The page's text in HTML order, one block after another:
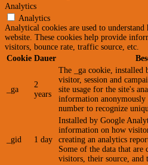
Analytics
Analytics
Analytical cookies are used to
website. These cookies help provide
visitors, bounce rate, traffic source, etc.
Cookie Dauer
_ga
2
years
The _ga cookie, installed
visitor, session and
site usage for the site's
information anonymously
number to recognize
_gid 1 day
Installed by Google
information on how
creating an analytics
Some of the data that
visitors, their source, and